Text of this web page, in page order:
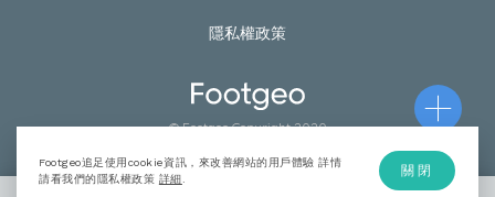
隱私權政策
© Footgeo Copyright 2020
Footgeo追足使用cookie資訊，來改善網站的用戶體驗 詳情
請看我們的隱私權政策 詳細
關閉